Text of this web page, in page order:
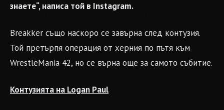
знаете“, написа той в Instagram.
Breakker също наскоро се завърна след контузия.
Той претърпя операция от херния по пътя към
WrestleMania 42, но се върна още за самото събитие.
Контузията на Logan Paul